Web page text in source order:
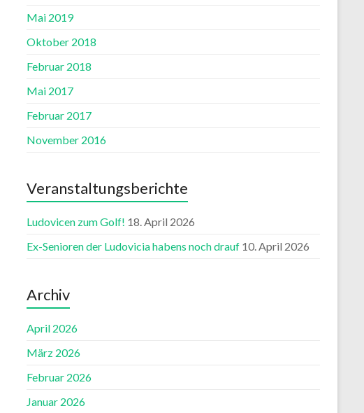
Mai 2019
Oktober 2018
Februar 2018
Mai 2017
Februar 2017
November 2016
Veranstaltungsberichte
Ludovicen zum Golf! 18. April 2026
Ex-Senioren der Ludovicia habens noch drauf 10. April 2026
Archiv
April 2026
März 2026
Februar 2026
Januar 2026